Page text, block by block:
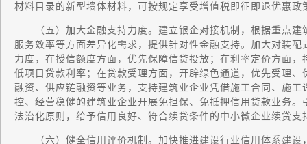
材料目录的新型墙体材料，可按规定享受增值税即征即退优惠政
（五）加大金融支持力度。建立银企对接机制，根据重点建
服务效率等方面差异化需求，提供针对性金融支持。加大对装
力度，在授信额度方面，优先保障信贷投放；在利率定价方面
低项目贷款利率；在贷款受理方面，开辟绿色通道，优先受理
融资、供应链融资等业务，支持建筑业企业凭借施工合同、施
控、经营稳健的建筑业企业开展免担保、免抵押信用贷款业务
法治化原则，给予信用良好、符合续贷条件的中小微企业续贷支
（六）健全信用评价机制。加快推进建设行业信用体系建设